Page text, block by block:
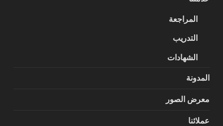
المراجعة
التدريب
الشهادات
المدونة
معرض الصور
عملائنا